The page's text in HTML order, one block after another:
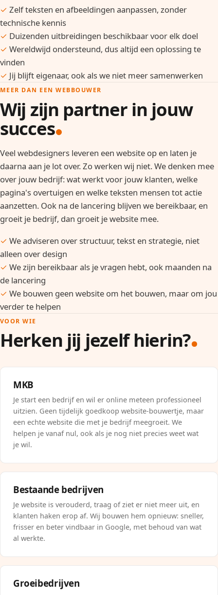
✓ Zelf teksten en afbeeldingen aanpassen, zonder
technische kennis
✓ Duizenden uitbreidingen beschikbaar voor elk doel
✓ Wereldwijd ondersteund, dus altijd een oplossing te
vinden
✓ Jij blijft eigenaar, ook als we niet meer samenwerken
MEER DAN EEN WEBBOUWER
Wij zijn partner in jouw
succes
Veel webdesigners leveren een website op en laten je
daarna aan je lot over. Zo werken wij niet. We denken mee
over jouw bedrijf: wat werkt voor jouw klanten, welke
pagina's overtuigen en welke teksten mensen tot actie
aanzetten. Ook na de lancering blijven we bereikbaar, en
groeit je bedrijf, dan groeit je website mee.
✓ We adviseren over structuur, tekst en strategie, niet
alleen over design
✓ We zijn bereikbaar als je vragen hebt, ook maanden na
de lancering
✓ We bouwen geen website om het bouwen, maar om jou
verder te helpen
VOOR WIE
Herken jij jezelf hierin?
MKB
Je start een bedrijf en wil er online meteen professioneel
uitzien. Geen tijdelijk goedkoop website-bouwertje, maar
een echte website die met je bedrijf meegroeit. We
helpen je vanaf nul, ook als je nog niet precies weet wat
je wil.
Bestaande bedrijven
Je website is verouderd, traag of ziet er niet meer uit, en
klanten haken erop af. Wij bouwen hem opnieuw: sneller,
frisser en beter vindbaar in Google, met behoud van wat
al werkte.
Groeibedrijven